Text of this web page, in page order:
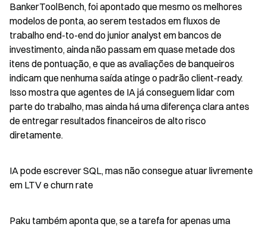
BankerToolBench, foi apontado que mesmo os melhores
modelos de ponta, ao serem testados em fluxos de
trabalho end-to-end do junior analyst em bancos de
investimento, ainda não passam em quase metade dos
itens de pontuação, e que as avaliações de banqueiros
indicam que nenhuma saída atinge o padrão client-ready.
Isso mostra que agentes de IA já conseguem lidar com
parte do trabalho, mas ainda há uma diferença clara antes
de entregar resultados financeiros de alto risco
diretamente.
IA pode escrever SQL, mas não consegue atuar livremente
em LTV e churn rate
Paku também aponta que, se a tarefa for apenas uma